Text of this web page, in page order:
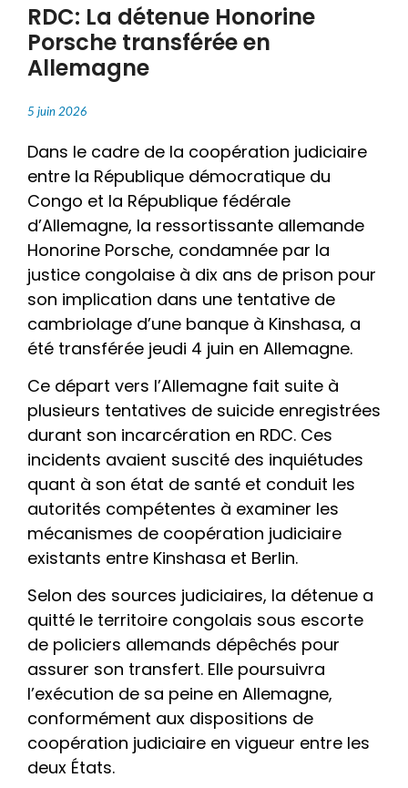
RDC: La détenue Honorine
Porsche transférée en
Allemagne
5 juin 2026
Dans le cadre de la coopération judiciaire
entre la République démocratique du
Congo et la République fédérale
d’Allemagne, la ressortissante allemande
Honorine Porsche, condamnée par la
justice congolaise à dix ans de prison pour
son implication dans une tentative de
cambriolage d’une banque à Kinshasa, a
été transférée jeudi 4 juin en Allemagne.
Ce départ vers l’Allemagne fait suite à
plusieurs tentatives de suicide enregistrées
durant son incarcération en RDC. Ces
incidents avaient suscité des inquiétudes
quant à son état de santé et conduit les
autorités compétentes à examiner les
mécanismes de coopération judiciaire
existants entre Kinshasa et Berlin.
Selon des sources judiciaires, la détenue a
quitté le territoire congolais sous escorte
de policiers allemands dépêchés pour
assurer son transfert. Elle poursuivra
l’exécution de sa peine en Allemagne,
conformément aux dispositions de
coopération judiciaire en vigueur entre les
deux États.